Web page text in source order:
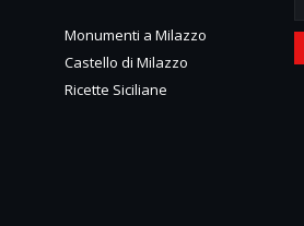
Monumenti a Milazzo
Castello di Milazzo
Ricette Siciliane